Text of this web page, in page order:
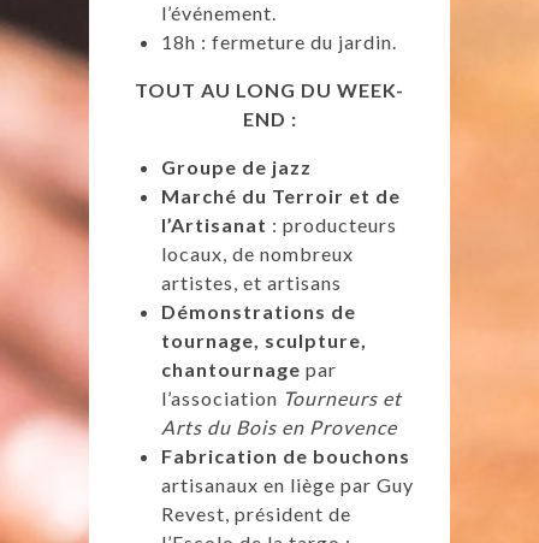
l’événement.
18h : fermeture du jardin.
TOUT AU LONG DU WEEK-
END :
Groupe de jazz
Marché du Terroir et de
l’Artisanat : producteurs
locaux, de nombreux
artistes, et artisans
Démonstrations de
tournage, sculpture,
chantournage par
l’association Tourneurs et
Arts du Bois en Provence
Fabrication de bouchons
artisanaux en liège par Guy
Revest, président de